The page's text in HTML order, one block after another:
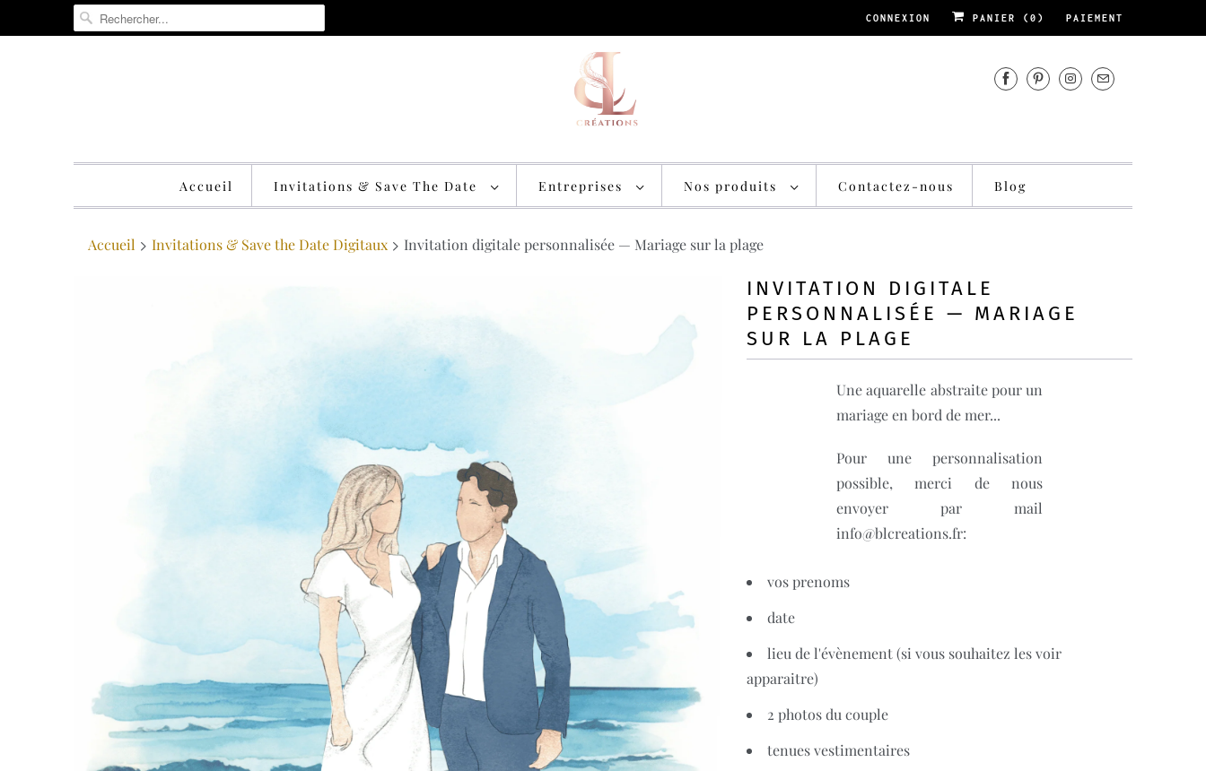
CONNEXION PANIER ( 0 ) PAIEMENT
Accueil Invitations & Save The Date Entreprises Nos produits Contactez-nous Blog
Accueil Invitations & Save the Date Digitaux Invitation digitale personnalisée — Mariage sur la plage
INVITATION DIGITALE
PERSONNALISÉE — MARIAGE
SUR LA PLAGE
Une aquarelle abstraite pour un
mariage en bord de mer...
Pour une personnalisation
possible, merci de nous
envoyer par mail
info@blcreations.fr:
vos prenoms
date
lieu de l'évènement (si vous souhaitez les voir
apparaitre)
2 photos du couple
tenues vestimentaires